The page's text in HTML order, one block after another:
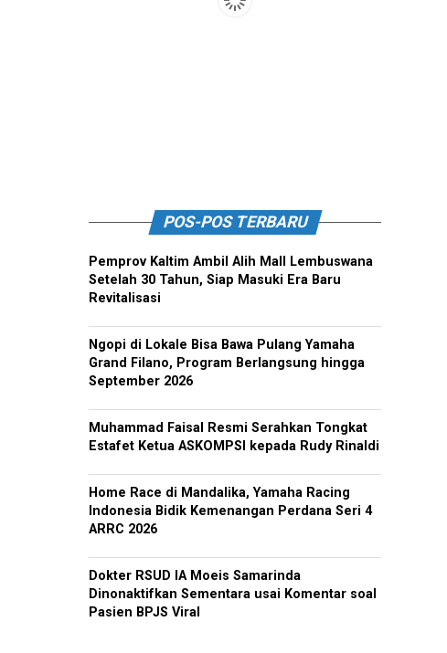
POS-POS TERBARU
Pemprov Kaltim Ambil Alih Mall Lembuswana
Setelah 30 Tahun, Siap Masuki Era Baru
Revitalisasi
Ngopi di Lokale Bisa Bawa Pulang Yamaha
Grand Filano, Program Berlangsung hingga
September 2026
Muhammad Faisal Resmi Serahkan Tongkat
Estafet Ketua ASKOMPSI kepada Rudy Rinaldi
Home Race di Mandalika, Yamaha Racing
Indonesia Bidik Kemenangan Perdana Seri 4
ARRC 2026
Dokter RSUD IA Moeis Samarinda
Dinonaktifkan Sementara usai Komentar soal
Pasien BPJS Viral